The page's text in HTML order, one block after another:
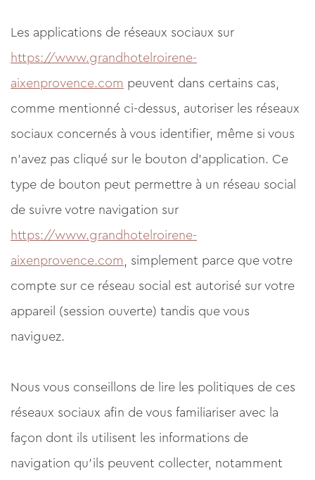
Les applications de réseaux sociaux sur
https://www.grandhotelroirene-
aixenprovence.com peuvent dans certains cas,
comme mentionné ci-dessus, autoriser les réseaux
sociaux concernés à vous identifier, même si vous
n'avez pas cliqué sur le bouton d'application. Ce
type de bouton peut permettre à un réseau social
de suivre votre navigation sur
https://www.grandhotelroirene-
aixenprovence.com, simplement parce que votre
compte sur ce réseau social est autorisé sur votre
appareil (session ouverte) tandis que vous
naviguez.
Nous vous conseillons de lire les politiques de ces
réseaux sociaux afin de vous familiariser avec la
façon dont ils utilisent les informations de
navigation qu'ils peuvent collecter, notamment